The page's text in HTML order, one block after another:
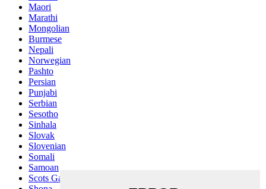
Maori
Marathi
Mongolian
Burmese
Nepali
Norwegian
Pashto
Persian
Punjabi
Serbian
Sesotho
Sinhala
Slovak
Slovenian
Somali
Samoan
Scots Gaelic